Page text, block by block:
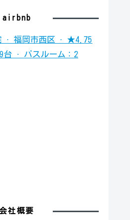
airbnb
· 福岡市西区 · ★4.75
台 · バスルーム：2
社概要